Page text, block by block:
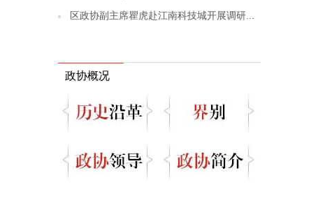
区政协副主席瞿虎赴江南科技城开展调研...
政协概况